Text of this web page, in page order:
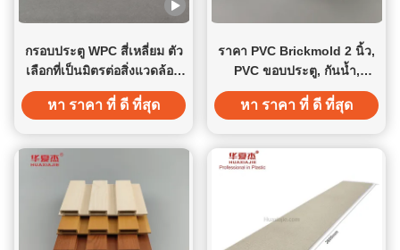
กรอบประตู WPC สี่เหลี่ยม ตัว
เลือกที่เป็นมิตรต่อสิ่งแวดล้อม
สําหรับพื้นที่ภายในและ
ภายนอก 4.22kg / m
หา ราคา ที่ ดี ที่สุด
ราคา PVC Brickmold 2 นิ้ว,
PVC ขอบประตู, กันน้ำ,
ตกแต่งบ้าน/สำนักงาน
หา ราคา ที่ ดี ที่สุด